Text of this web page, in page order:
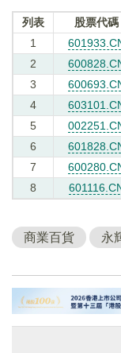
列表 股票代碼
1
2
3
4
5
6
7
8
商業百貨 永